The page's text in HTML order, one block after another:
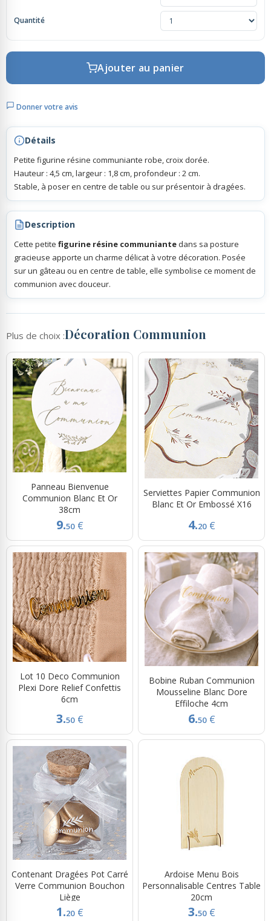
Scrapbooking, Loisirs Créatifs
Quantité
Ajouter au panier
Donner votre avis
Détails
Petite figurine résine communiante robe, croix dorée.
Hauteur : 4,5 cm, largeur : 1,8 cm, profondeur : 2 cm.
Stable, à poser en centre de table ou sur présentoir à dragées.
Description
Cette petite figurine résine communiante dans sa posture
gracieuse apporte un charme délicat à votre décoration. Posée
sur un gâteau ou en centre de table, elle symbolise ce moment de
communion avec douceur.
Plus de choix :Décoration Communion
Panneau Bienvenue
Communion Blanc Et Or
38cm
9.50 €
Serviettes Papier Communion
Blanc Et Or Embossé X16
4.20 €
Lot 10 Deco Communion
Plexi Dore Relief Confettis
6cm
3.50 €
Bobine Ruban Communion
Mousseline Blanc Dore
Effiloche 4cm
6.50 €
Contenant Dragées Pot Carré
Verre Communion Bouchon
Liège
1.20 €
Ardoise Menu Bois
Personnalisable Centres Table
20cm
3.50 €